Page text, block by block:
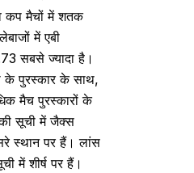
कप मैचों में शतक
में एबी
सबसे ज्यादा है।
के पुरस्कार के साथ,
मैच पुरस्कारों के
की सूची में जैक्स
स्थान पर हैं। लांस
में शीर्ष पर हैं।